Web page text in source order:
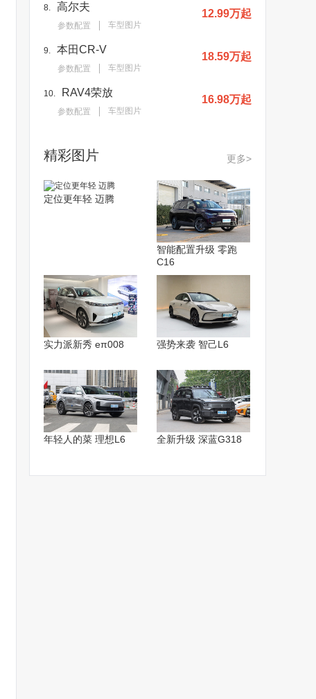
8. 高尔夫
参数配置 车型图片
12.99万起
9. 本田CR-V
参数配置 车型图片
18.59万起
10. RAV4荣放
参数配置 车型图片
16.98万起
精彩图片 更多>
定位更年轻 迈腾
智能配置升级 零跑
C16
实力派新秀 eπ008 强势来袭 智己L6
年轻人的菜 理想L6 全新升级 深蓝G318